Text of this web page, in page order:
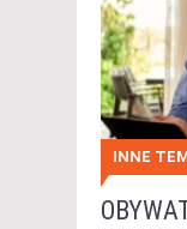
INNE